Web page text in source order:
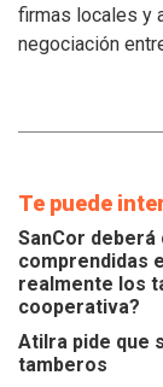
firmas locales y
negociación
Te puede
SanCor deberá
comprendidas
realmente los
cooperativa?
Atilra pide que
tamberos